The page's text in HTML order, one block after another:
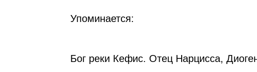
Упоминается:
Бог реки Кефис. Отец Нарцисса,